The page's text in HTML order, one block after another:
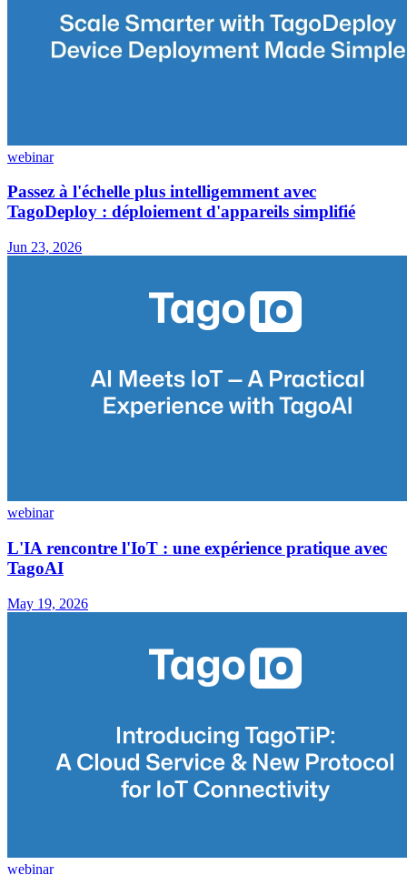
webinar
Passez à l'échelle plus intelligemment avec
TagoDeploy : déploiement d'appareils simplifié
Jun 23, 2026
webinar
L'IA rencontre l'IoT : une expérience pratique avec
TagoAI
May 19, 2026
webinar